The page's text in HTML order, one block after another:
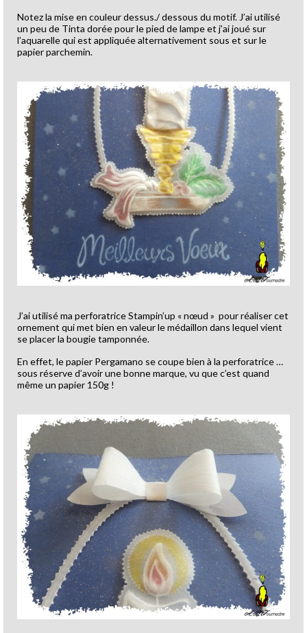
Notez la mise en couleur dessus./ dessous du motif. J’ai utilisé
un peu de Tinta dorée pour le pied de lampe et j’ai joué sur
l’aquarelle qui est appliquée alternativement sous et sur le
papier parchemin.
J’ai utilisé ma perforatrice Stampin’up « nœud » pour réaliser cet
ornement qui met bien en valeur le médaillon dans lequel vient
se placer la bougie tamponnée.
En effet, le papier Pergamano se coupe bien à la perforatrice …
sous réserve d’avoir une bonne marque, vu que c’est quand
même un papier 150g !